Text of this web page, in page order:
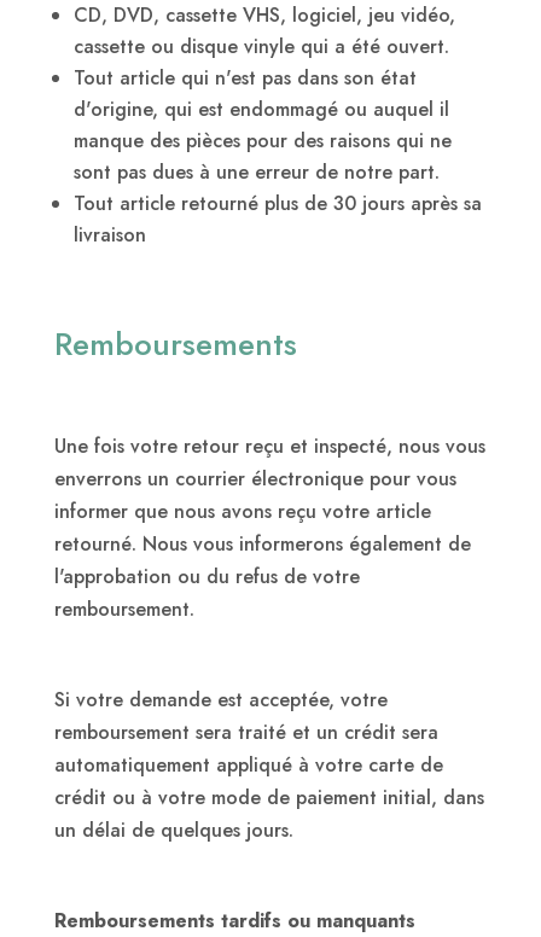
CD, DVD, cassette VHS, logiciel, jeu vidéo,
cassette ou disque vinyle qui a été ouvert.
Tout article qui n'est pas dans son état
d'origine, qui est endommagé ou auquel il
manque des pièces pour des raisons qui ne
sont pas dues à une erreur de notre part.
Tout article retourné plus de 30 jours après sa
livraison
Remboursements
Une fois votre retour reçu et inspecté, nous vous
enverrons un courrier électronique pour vous
informer que nous avons reçu votre article
retourné. Nous vous informerons également de
l'approbation ou du refus de votre
remboursement.
Si votre demande est acceptée, votre
remboursement sera traité et un crédit sera
automatiquement appliqué à votre carte de
crédit ou à votre mode de paiement initial, dans
un délai de quelques jours.
Remboursements tardifs ou manquants